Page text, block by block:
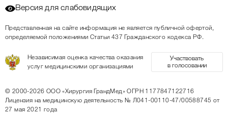
Версия для слабовидящих
Представленная на сайте информация не является публичной офертой,
определяемой положениями Статьи 437 Гражданского кодекса РФ.
Независимая оценка качества оказания
услуг медицинскими организациями
Участвовать
в голосовании
© 2000-2026 ООО «Хирургия ГрандМед» ОГРН 1177847122716
Лицензия на медицинскую деятельность № Л041-00110-47/00588745 от
27 мая 2021 года